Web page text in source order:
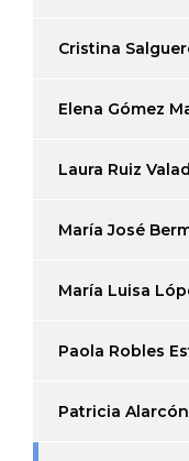
Cristina
Elena Gómez
Laura Ruiz
María José
María Luisa
Paola Robles
Patricia Alarcón